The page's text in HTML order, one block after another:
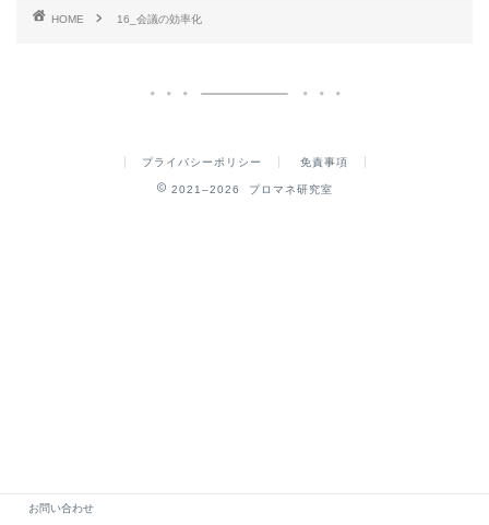
HOME 16_会議の効率化
プライバシーポリシー 免責事項
2021–2026 プロマネ研究室
お問い合わせ